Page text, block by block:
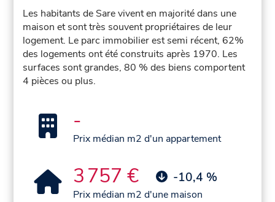
Les habitants de Sare vivent en majorité dans une
maison et sont très souvent propriétaires de leur
logement. Le parc immobilier est semi récent, 62%
des logements ont été construits après 1970. Les
surfaces sont grandes, 80 % des biens comportent
4 pièces ou plus.
-
Prix médian m2 d'un appartement
3 757 € -10,4 %
Prix médian m2 d'une maison